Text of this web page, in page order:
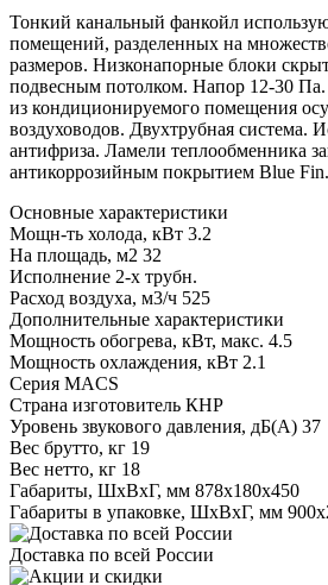
Тонкий канальный фанкойл
помещений, разделенных на
размеров. Низконапорные блоки
подвесным потолком. Напор 12-30 Па.
из кондиционируемого помещения
воздуховодов. Двухтрубная система.
антифриза. Ламели теплообменника
антикоррозийным покрытием Blue Fin.
Основные характеристики
Мощн-ть холода, кВт 3.2
На площадь, м2 32
Исполнение 2-х трубн.
Расход воздуха, м3/ч 525
Дополнительные характеристики
Мощность обогрева, кВт, макс. 4.5
Мощность охлаждения, кВт 2.1
Серия MACS
Страна изготовитель КНР
Уровень звукового давления, дБ(А) 37
Вес брутто, кг 19
Вес нетто, кг 18
Габариты, ШxВxГ, мм 878x180x450
Габариты в упаковке, ШxВxГ, мм
Доставка по всей России